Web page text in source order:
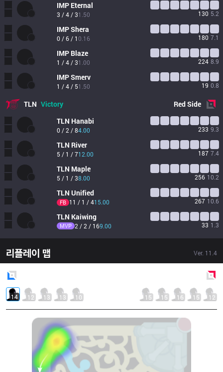
IMP Eternal
3 / 4 / 31.50 130 5.2
IMPShera
0 / 6 / 10.16 180 7.1
IMP Blaze
1 / 4 / 31.00 224 8.9
IMPSmerv
1 / 4 / 51.50 19 0.8
TLN Victory RedSide
TLN Hanabi
0 / 2 / 84.00 233 9.3
TLN River
5 / 1 / 712.00 187 7.4
TLN Maple
5 / 1 / 38.00 256 10.2
TLN Unified
FB 11 / 1 / 415.00 267 10.6
TLN Kaiwing
MVP 2 / 2 / 169.00 33 1.3
리플레이 맵 Ver. 11.4
14 12 13 13 10 15 15 16 15 12